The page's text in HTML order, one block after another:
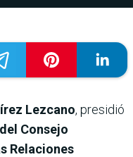
Lezcano, presidió
Consejo
Relaciones